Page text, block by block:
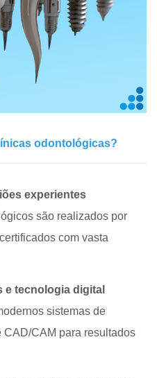
odontológicas?
experientes
são realizados por
com vasta
e tecnologia digital
sistemas de
CAM para resultados